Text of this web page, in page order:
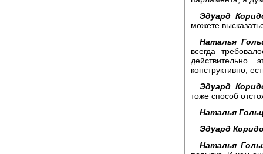
Эдуард
можете
Наталья
всегда
действительно
конструктивно,
Эдуард
тоже способ
Наталья
Эдуард
Наталья